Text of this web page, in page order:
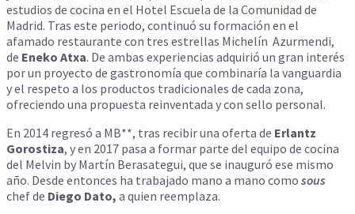
estudios de cocina en el Hotel Escuela de la Comunidad de
Madrid. Tras este periodo, continuó su formación en el
afamado restaurante con tres estrellas Michelín Azurmendi,
de Eneko Atxa. De ambas experiencias adquirió un gran interés
por un proyecto de gastronomía que combinaría la vanguardia
y el respeto a los productos tradicionales de cada zona,
ofreciendo una propuesta reinventada y con sello personal.
En 2014 regresó a MB**, tras recibir una oferta de Erlantz
Gorostiza, y en 2017 pasa a formar parte del equipo de cocina
del Melvin by Martín Berasategui, que se inauguró ese mismo
año. Desde entonces ha trabajado mano a mano como sous
chef de Diego Dato, a quien reemplaza.